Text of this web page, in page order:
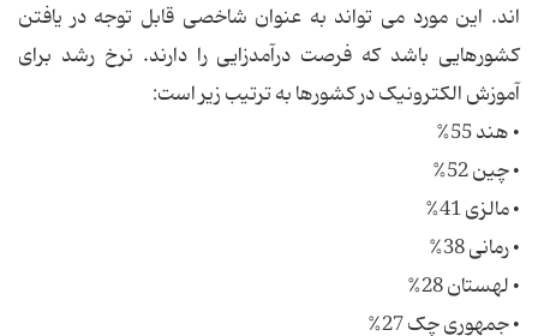
اند. این مورد می تواند به عنوان شاخصی قابل توجه در یافتن
کشورهایی باشد که فرصت درآمدزایی را دارند. نرخ رشد برای
آموزش الکترونیک در کشورها به ترتیب زیر است:
• هند 55%
• چین 52%
• مالزی 41%
• رمانی 38%
• لهستان 28%
• جمهوری چک 27%